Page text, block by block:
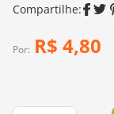
Por: R$ 4,80
5º batik
lã cisne
dmc